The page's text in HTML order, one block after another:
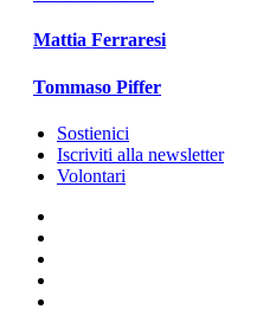
Mattia Ferraresi
Tommaso Piffer
Sostienici
Iscriviti alla newsletter
Volontari